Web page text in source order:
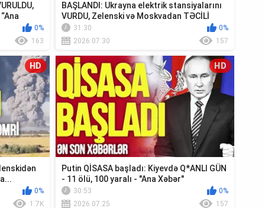
0%
163
BAŞLANDI: Ukrayna elektrik stansiyalarını
VURDU, Zelenski və Moskvadan TƏCİLİ
Krım...
31:30
0%
2026.07.30
157
HD
0%
1.7K
HD
Putin QİSASA başladı: Kiyevdə Q*ANLI GÜN
- 11 ölü, 100 yaralı - "Ana Xəbər"
30:53
0%
2026.07.25
157